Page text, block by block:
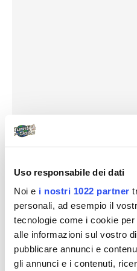
Uso responsabile dei dati
Noi e i nostri 1022 partner
personali, ad esempio il
tecnologie come i cookie
alle informazioni sul vostro
pubblicare annunci e
gli annunci e i contenuti,